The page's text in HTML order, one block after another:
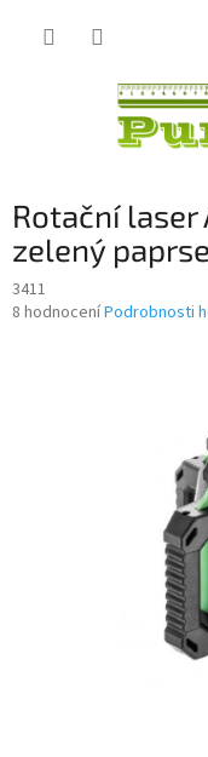
Rotační laser
zelený
3411
Průměrné
8 hodnoceníPodrobnosti